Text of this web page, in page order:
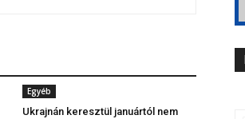
Egyéb
Ukrajnán keresztül januártól nem